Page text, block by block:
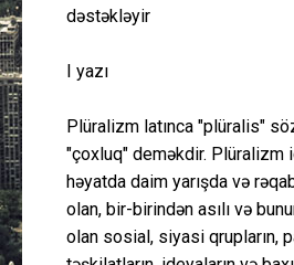
dəstəkləyir
I yazı
Plüralizm latınca "plüralis"
"çoxluq" deməkdir. Plüralizm
həyatda daim yarışda və
olan, bir-birindən asılı və
olan sosial, siyasi qrupların,